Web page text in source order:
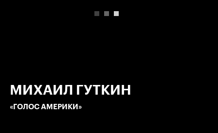
МИХАИЛ ГУТКИН
«ГОЛОС АМЕРИКИ»